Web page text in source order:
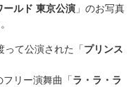
ールド 東京公演 」のお写真
って公演された「プリンス
リー演舞曲「ラ・ラ・ラ